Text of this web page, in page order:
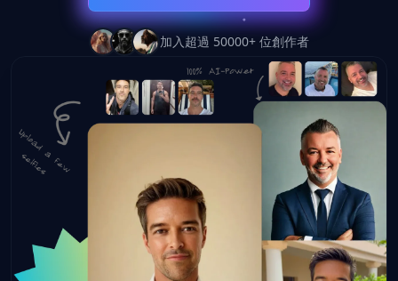
加入超過 50000+ 位創作者